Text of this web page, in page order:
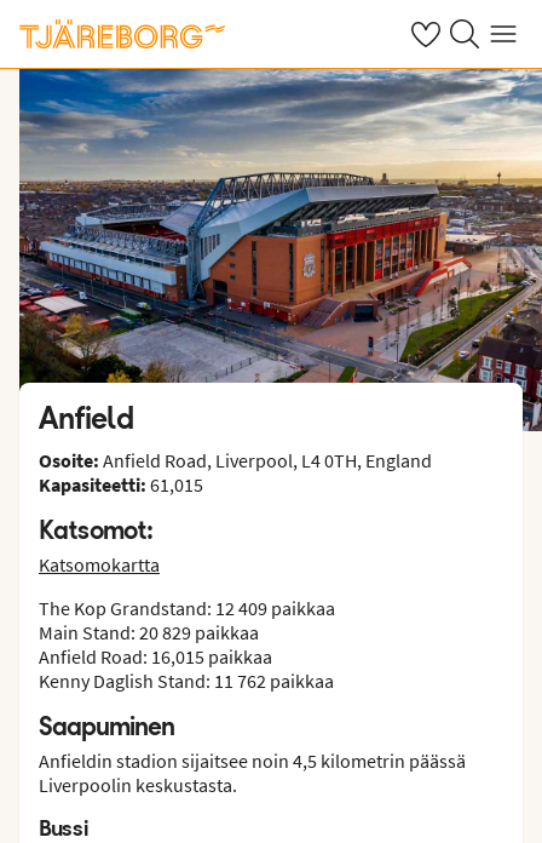
OmatHaku Valikko
Anfield
Osoite: Anfield Road, Liverpool, L4 0TH, England
Kapasiteetti: 61,015
Katsomot:
Katsomokartta
The Kop Grandstand: 12 409 paikkaa
Main Stand: 20 829 paikkaa
Anfield Road: 16,015 paikkaa
Kenny Daglish Stand: 11 762 paikkaa
Saapuminen
Anfieldin stadion sijaitsee noin 4,5 kilometrin päässä
Liverpoolin keskustasta.
Bussi